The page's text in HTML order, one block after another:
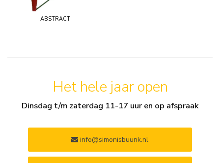
abstract
Het hele jaar open
Dinsdag t/m zaterdag 11-17 uur en op afspraak
info@simonisbuunk.nl